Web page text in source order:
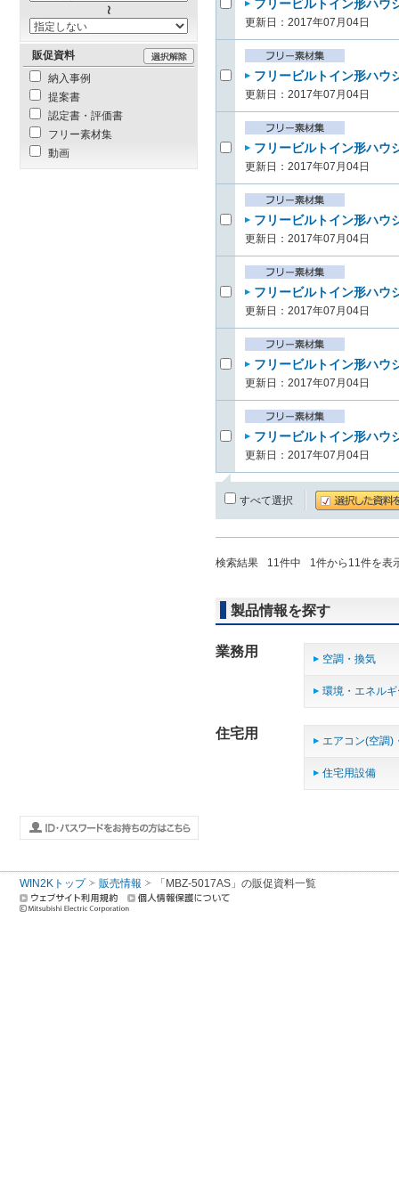
フリービルトイン形ハウ
更新日：2017年07月04日
フリービルトイン形ハウ
更新日：2017年07月04日
フリービルトイン形ハウ
更新日：2017年07月04日
フリービルトイン形ハウ
更新日：2017年07月04日
フリービルトイン形ハウ
更新日：2017年07月04日
フリービルトイン形ハウ
更新日：2017年07月04日
フリービルトイン形ハ
更新日：2017年07月04日
すべて選択
検索結果 11件中 1件から 11件を表
製品情報を探す
業務用 空調・換気
環境・エネル
住宅用 エアコン(空調)
住宅用設備
販促資料
納入事例
提案書
認定書・評価書
フリー素材集
動画
WIN2Kトップ 販売情報 「MBZ-5017AS」の販促資料一覧